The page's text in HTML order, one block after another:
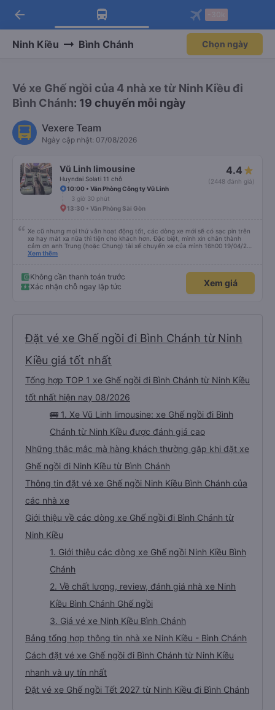
Tải app Vexere ngay!
Nhận ưu đãi thành viên độc
Mở app
Tải app Vexere
-30k/ghế khi đặt vé máy bay qua
Mở app
arrow_back
Ninh Kiều Bình Chánh Chọn ngày
Vé xe Ghế ngồi của 4 nhà xe từ Ninh Kiều đi
Bình Chánh: 19 chuyến mỗi ngày
Vexere Team
Ngày cập nhật: 07/08/2026
Vũ Linh limousine
Huyndai Solati 11 chỗ
4.4
(2448 đánh giá)
10:00 • Văn Phòng Công ty Vũ Linh
3 giờ 30 phút
13:30 • Văn Phòng Sài Gòn
Xe cũ nhưng mọi thứ vẫn hoạt động tốt, các dòng xe mới sẽ có sạc pin trên
xe hay mát xa nữa thì tiện cho khách hơn. Đặc biệt, mình xin chân thành
cảm ơn anh Trung (hoặc Chung) tài xế chuyến xe của mình 16h00 19/04/26
đã nhiệt tình giúp đỡ mình nhận lại điện thoại và ví bỏ quên ở văn phòng Cao
đồ của mình được đựng trong hộp, bọc kĩ, chống sốc, có dán nhãn đàng
hoàng. Rất cảm kích điều này.
Xem thêm
Không cần thanh toán trước
Xác nhận chỗ ngay lập tức
Xem giá
Đặt vé xe Ghế ngồi đi Bình Chánh từ Ninh
Kiều giá tốt nhất
Tổng hợp TOP 1 xe Ghế ngồi đi Bình Chánh từ Ninh Kiều
tốt nhất hiện nay 08/2026
🚌 1. Xe Vũ Linh limousine: xe Ghế ngồi đi Bình
Chánh từ Ninh Kiều được đánh giá cao
Những thắc mắc mà hàng khách thường gặp khi đặt xe
Ghế ngồi đi Ninh Kiều từ Bình Chánh
Thông tin đặt vé xe Ghế ngồi Ninh Kiều Bình Chánh của
các nhà xe
Giới thiệu về các dòng xe Ghế ngồi đi Bình Chánh từ
Ninh Kiều
1. Giới thiệu các dòng xe Ghế ngồi Ninh Kiều Bình
Chánh
2. Về chất lượng, review, đánh giá nhà xe Ninh
Kiều Bình Chánh Ghế ngồi
3. Giá vé xe Ninh Kiều Bình Chánh
Bảng tổng hợp thông tin nhà xe Ninh Kiều - Bình Chánh
Cách đặt vé xe Ghế ngồi đi Bình Chánh từ Ninh Kiều
nhanh và uy tín nhất
Đặt vé xe Ghế ngồi Tết 2027 từ Ninh Kiều đi Bình Chánh